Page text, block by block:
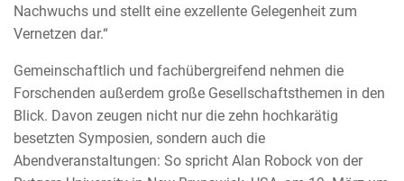
Nachwuchs und stellt eine exzellente Gelegenheit zum
Vernetzen dar.“
Gemeinschaftlich und fachübergreifend nehmen die
Forschenden außerdem große Gesellschaftsthemen in den
Blick. Davon zeugen nicht nur die zehn hochkarätig
besetzten Symposien, sondern auch die
Abendveranstaltungen: So spricht Alan Robock von der